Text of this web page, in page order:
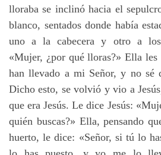
lloraba se inclinó hacia el
blanco, sentados donde había
uno a la cabecera y otro a
«Mujer, ¿por qué lloras?» Ella les
han llevado a mi Señor, y no sé
Dicho esto, se volvió y vio a
que era Jesús. Le dice Jesús:
quién buscas?» Ella, pensando
huerto, le dice: «Señor, si tú lo